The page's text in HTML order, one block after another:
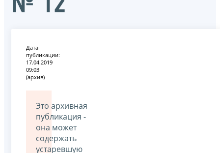
№ 12
Дата
публикации:
17.04.2019
09:03
(архив)
Это архивная
публикация -
она может
содержать
устаревшую